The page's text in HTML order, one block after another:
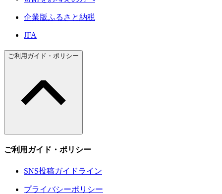
企業版ふるさと納税
JFA
ご利用ガイド・ポリシー
ご利用ガイド・ポリシー
SNS投稿ガイドライン
プライバシーポリシー